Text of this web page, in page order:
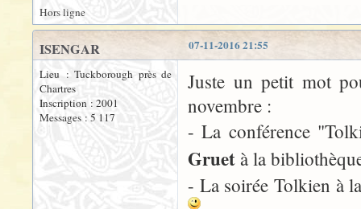
Hors ligne
07-11-2016 21:55
ISENGAR
Lieu : Tuckborough près de
Chartres
Inscription : 2001
Messages : 5 117
Juste un petit mot
novembre :
- La conférence
Gruet à la
- La soirée Tolkien à